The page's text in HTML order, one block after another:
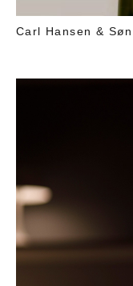
Carl Hansen & Søn